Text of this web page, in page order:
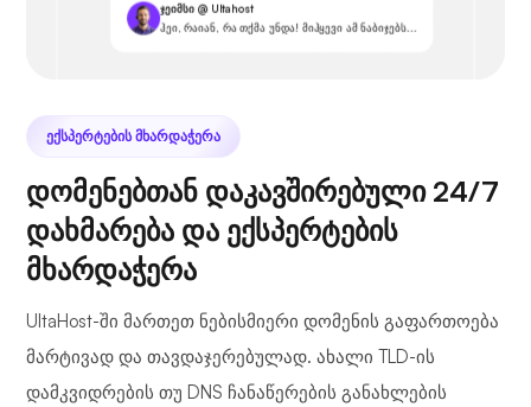
ჯეიმსი @ Ultahost
ჰეი, რაიან, რა თქმა უნდა! მიჰყევი ამ ნაბიჯებს...
ᲔᲥᲡᲞᲔᲠᲢᲔᲑᲘᲡ ᲛᲮᲐᲠᲓᲐᲭᲔᲠᲐ
დომენებთან დაკავშირებული 24/7
დახმარება და ექსპერტების
მხარდაჭერა
UltaHost-ში მართეთ ნებისმიერი დომენის გაფართოება
მარტივად და თავდაჯერებულად. ახალი TLD-ის
დამკვიდრების თუ DNS ჩანაწერების განახლების